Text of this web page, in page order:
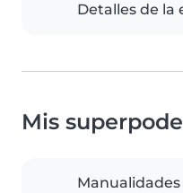
Detalles de la
Mis
Manualidades